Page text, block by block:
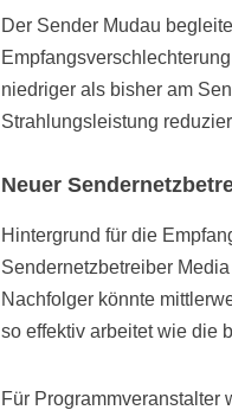
Der Sender Mudau
niedriger als bisher am
Strahlungsleistung
Neuer
Hintergrund für die
Sendernetzbetreiber
Nachfolger könnte
so effektiv arbeitet wie die
Für Programmveranstalter